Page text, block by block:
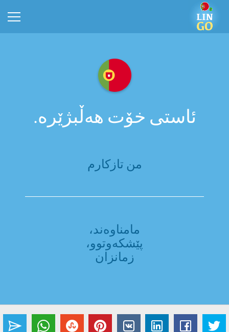
ئاستی خۆت هەڵبژێرە.
من تازکارم
مامناوەند،
پێشکەوتوو،
زمانزان